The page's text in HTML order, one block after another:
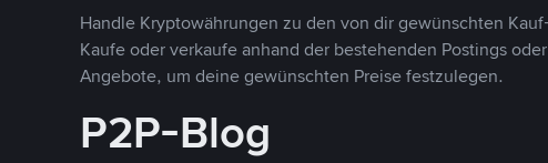
Handle Kryptowährungen zu den von dir gewünschten
Kaufe oder verkaufe anhand der bestehenden Postings
Angebote, um deine gewünschten Preise festzulegen.
P2P-Blog